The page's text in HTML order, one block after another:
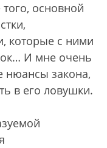
основной
которые с ними
И мне очень
нюансы закона,
в его ловушки.